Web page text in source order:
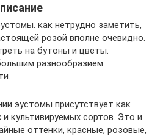
как нетрудно заметить,
розой вполне очевидно.
на бутоны и цветы.
разнообразием
эустомы присутствует как
культивируемых сортов. Это и
оттенки, красные, розовые,